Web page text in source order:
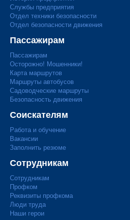
Службы предприятия
Отдел техники безопасности
Отдел безопасности движения
Пассажирам
Пассажирам
Осторожно! Мошенники!
Карта маршрутов
Маршруты автобусов
Садоводческие маршруты
Безопасность движения
Соискателям
Работа и обучение
Вакансии
Заполнить резюме
Сотрудникам
Сотрудникам
Профком
Реквизиты профкома
Люди труда
Наши герои